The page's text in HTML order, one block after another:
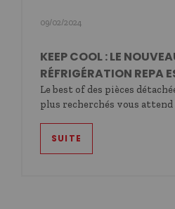
09/02/2024
KEEP COOL : LE
RÉFRIGÉRATION REPA
Le best of des pièces
plus recherchés vous attend
SUITE